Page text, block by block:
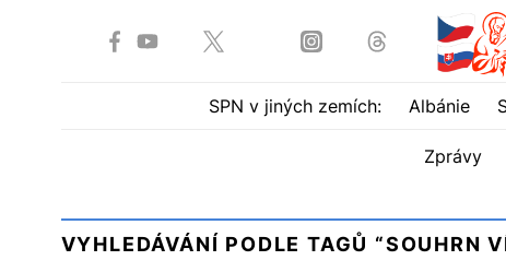
SPN v jiných zemích: Albánie
Zprávy
VYHLEDÁVÁNÍ PODLE TAGŮ “SOUHRN